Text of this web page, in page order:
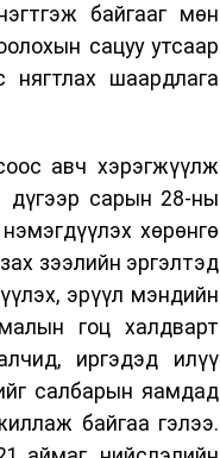
байгааг мөн
сацуу утсаар
нягтлах шаардлага
авч хэрэгжүүлж
дүгээр сарын 28-ны
хөрөнгө
зээлийн эргэлтэд
эрүүл мэндийн
гоц халдварт
иргэдэд илүү
салбарын яамдад
байгаа гэлээ.